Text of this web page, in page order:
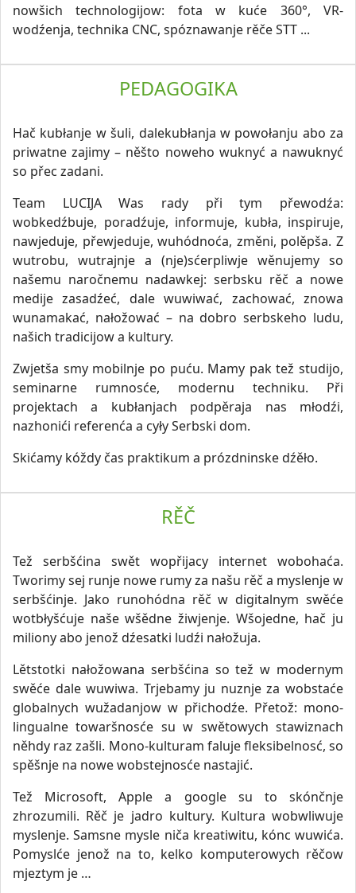
nowšich technologijow: fota w kuće 360°, VR-
wodźenja, technika CNC, spóznawanje rěče STT ...
PEDAGOGIKA
Hač kubłanje w šuli, dalekubłanja w powołanju abo za
priwatne zajimy – něšto noweho wuknyć a nawuknyć
so přec zadani.
Team LUCIJA Was rady při tym přewodźa:
wobkedźbuje, poradźuje, informuje, kubła, inspiruje,
nawjeduje, přewjeduje, wuhódnoća, změni, polěpša. Z
wutrobu, wutrajnje a (nje)sćerpliwje wěnujemy so
našemu naročnemu nadawkej: serbsku rěč a nowe
medije zasadźeć, dale wuwiwać, zachować, znowa
wunamakać, nałožować – na dobro serbskeho ludu,
našich tradicijow a kultury.
Zwjetša smy mobilnje po puću. Mamy pak tež studijo,
seminarne rumnosće, modernu techniku. Při
projektach a kubłanjach podpěraja nas młodźi,
nazhonići referenća a cyły Serbski dom.
Skićamy kóždy čas praktikum a prózdninske dźěło.
RĚČ
Tež serbšćina swět wopřijacy internet wobohaća.
Tworimy sej runje nowe rumy za našu rěč a myslenje w
serbšćinje. Jako runohódna rěč w digitalnym swěće
wotbłyšćuje naše wšědne žiwjenje. Wšojedne, hač ju
miliony abo jenož dźesatki ludźi nałožuja.
Lětstotki nałožowana serbšćina so tež w modernym
swěće dale wuwiwa. Trjebamy ju nuznje za wobstaće
globalnych wužadanjow w přichodźe. Přetož: mono-
lingualne towaršnosće su w swětowych stawiznach
něhdy raz zašli. Mono-kulturam faluje fleksibelnosć, so
spěšnje na nowe wobstejnosće nastajić.
Tež Microsoft, Apple a google su to skónčnje
zhrozumili. Rěč je jadro kultury. Kultura wobwliwuje
myslenje. Samsne mysle niča kreatiwitu, kónc wuwića.
Pomyslće jenož na to, kelko komputerowych rěčow
mjeztym je …